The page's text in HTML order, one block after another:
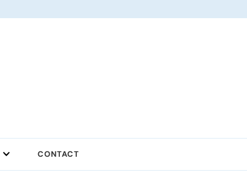
CONTACT